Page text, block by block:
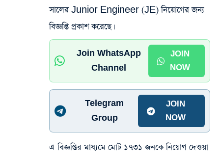
সালের Junior Engineer (JE) নিয়োগের জন্য
বিজ্ঞপ্তি প্রকাশ করেছে।
Join WhatsApp
Channel
JOIN
NOW
Telegram
Group
JOIN
NOW
এ বিজ্ঞপ্তির মাধ্যমে মোট ১৭৩১ জনকে নিয়োগ দেওয়া